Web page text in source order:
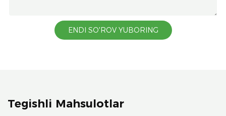
ENDI SO'ROV YUBORING
Tegishli Mahsulotlar